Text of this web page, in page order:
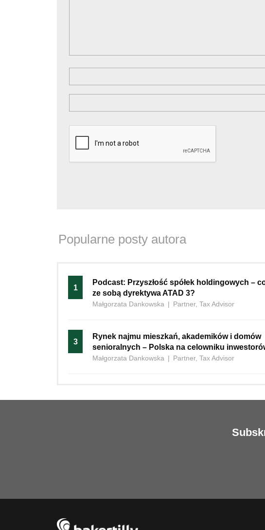
Popularne posty autora
1
Podcast: Przyszłość spółek holdingowych –
ze sobą dyrektywa ATAD 3?
Małgorzata Dankowska | Partner, Tax Advisor
3
Rynek najmu mieszkań, akademików i domów
senioralnych – Polska na celowniku
Małgorzata Dankowska | Partner, Tax Advisor